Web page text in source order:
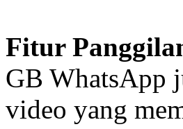
Fitur
GB WhatsApp
video yang